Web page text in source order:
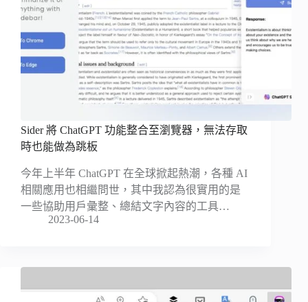
Sider 將 ChatGPT 功能整合至瀏覽器，無法存取
時也能做為跳板
今年上半年 ChatGPT 在全球掀起熱潮，各種 AI
相關應用也相繼問世，其中我認為很實用的是
一些協助用戶彙整、總結文字內容的工具…
2023-06-14